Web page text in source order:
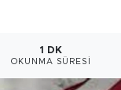
1 DK
OKUNMA SÜRESI